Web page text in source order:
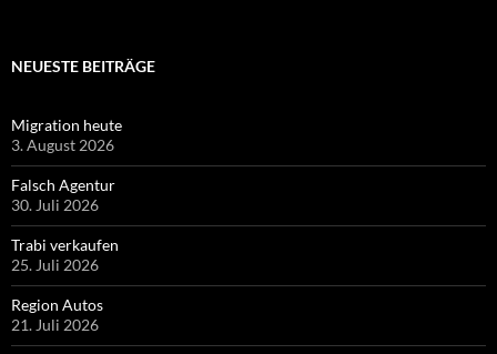
NEUESTE BEITRÄGE
Migration heute
3. August 2026
Falsch Agentur
30. Juli 2026
Trabi verkaufen
25. Juli 2026
Region Autos
21. Juli 2026